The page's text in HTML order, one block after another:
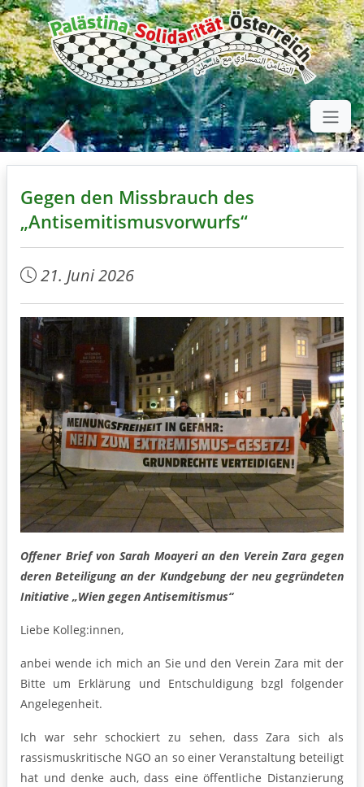
Gegen den Missbrauch des
„Antisemitismusvorwurfs“
21. Juni 2026
Offener Brief von Sarah Moayeri an den Verein Zara gegen
deren Beteiligung an der Kundgebung der neu gegründeten
Initiative „Wien gegen Antisemitismus“
Liebe Kolleg:innen,
anbei wende ich mich an Sie und den Verein Zara mit der
Bitte um Erklärung und Entschuldigung bzgl folgender
Angelegenheit.
Ich war sehr schockiert zu sehen, dass Zara sich als
rassismuskritische NGO an so einer Veranstaltung beteiligt
hat und denke auch, dass eine öffentliche Distanzierung